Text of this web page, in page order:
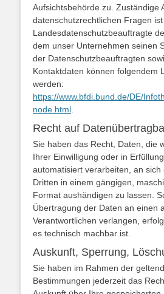
Aufsichtsbehörde zu. Zuständige
datenschutzrechtlichen Fragen
Landesdatenschutzbeauftragte
dem unser Unternehmen seinen
der Datenschutzbeauftragten
Kontaktdaten können folgendem
werden:
https://www.bfdi.bund.de/DE/
node.html
Recht auf
Sie haben das Recht, Daten, die
Ihrer Einwilligung oder in
automatisiert verarbeiten, an sich
Dritten in einem gängigen,
Format aushändigen zu lassen.
Übertragung der Daten an einen
Verantwortlichen verlangen,
es technisch machbar ist.
Auskunft, Sperrung,
Sie haben im Rahmen der
Bestimmungen jederzeit das